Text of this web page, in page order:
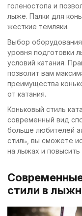
голеностопа и
лыже. Палки для
жесткие темляки.
Выбор оборудования
уровня подготовки
условий катания.
позволит вам
преимущества
от катания.
Коньковый стиль
современный вид
больше любителей
стиль, вы сможете
на лыжах и
стили в